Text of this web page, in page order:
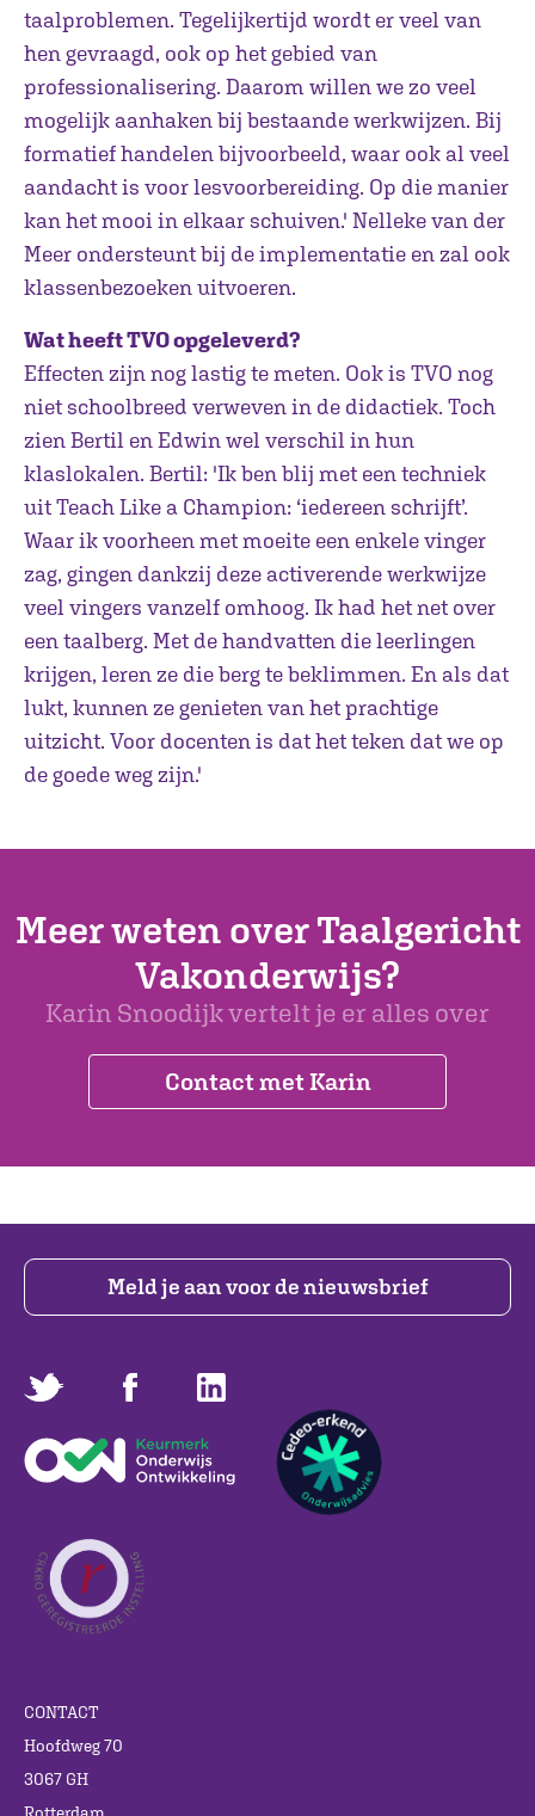
taalproblemen. Tegelijkertijd wordt er veel van
hen gevraagd, ook op het gebied van
professionalisering. Daarom willen we zo veel
mogelijk aanhaken bij bestaande werkwijzen. Bij
formatief handelen bijvoorbeeld, waar ook al veel
aandacht is voor lesvoorbereiding. Op die manier
kan het mooi in elkaar schuiven.' Nelleke van der
Meer ondersteunt bij de implementatie en zal ook
klassenbezoeken uitvoeren.
Wat heeft TVO opgeleverd?
Effecten zijn nog lastig te meten. Ook is TVO nog
niet schoolbreed verweven in de didactiek. Toch
zien Bertil en Edwin wel verschil in hun
klaslokalen. Bertil: 'Ik ben blij met een techniek
uit Teach Like a Champion: ‘iedereen schrijft’.
Waar ik voorheen met moeite een enkele vinger
zag, gingen dankzij deze activerende werkwijze
veel vingers vanzelf omhoog. Ik had het net over
een taalberg. Met de handvatten die leerlingen
krijgen, leren ze die berg te beklimmen. En als dat
lukt, kunnen ze genieten van het prachtige
uitzicht. Voor docenten is dat het teken dat we op
de goede weg zijn.'
Meer weten over Taalgericht
Vakonderwijs?
Karin Snoodijk vertelt je er alles over
Contact met Karin
Meld je aan voor de nieuwsbrief
CONTACT
Hoofdweg 70
3067 GH